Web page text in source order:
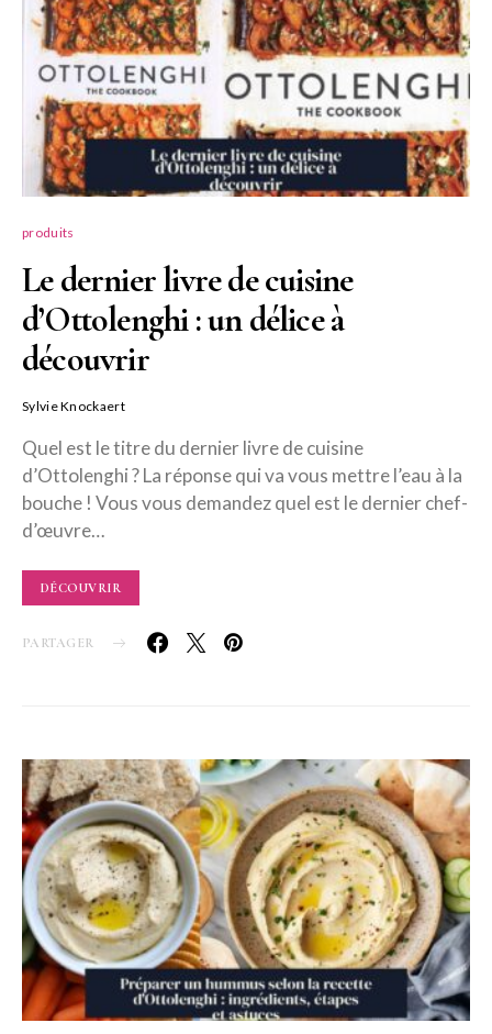
produits
Le dernier livre de cuisine
d’Ottolenghi : un délice à
découvrir
Sylvie Knockaert
Quel est le titre du dernier livre de cuisine
d’Ottolenghi ? La réponse qui va vous mettre l’eau à la
bouche ! Vous vous demandez quel est le dernier chef-
d’œuvre…
DÉCOUVRIR
PARTAGER